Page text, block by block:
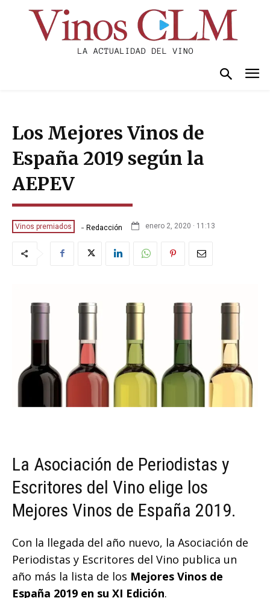
Los Mejores Vinos de
España 2019 según la
AEPEV
Vinos premiados - Redacción enero 2, 2020 · 11:13
La Asociación de Periodistas y
Escritores del Vino elige los
Mejores Vinos de España 2019.
Con la llegada del año nuevo, la Asociación de
Periodistas y Escritores del Vino publica un
año más la lista de los Mejores Vinos de
España 2019 en su XI Edición.